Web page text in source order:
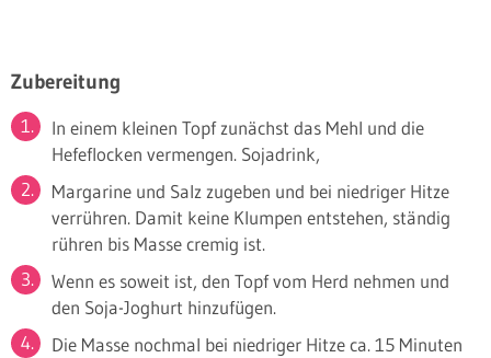
Zubereitung
In einem kleinen Topf zunächst das Mehl und die
Hefeflocken vermengen. Sojadrink,
Margarine und Salz zugeben und bei niedriger Hitze
verrühren. Damit keine Klumpen entstehen, ständig
rühren bis Masse cremig ist.
Wenn es soweit ist, den Topf vom Herd nehmen und
den Soja-Joghurt hinzufügen.
Die Masse nochmal bei niedriger Hitze ca. 15 Minuten